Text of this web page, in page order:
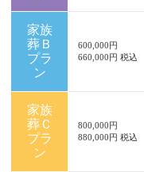
家族
葬Ｂ
プラ
ン
600,000円
660,000円 税込
家族
葬Ｃ
プラ
ン
800,000円
880,000円 税込